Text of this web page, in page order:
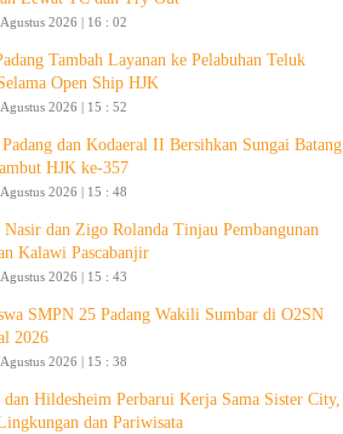
2026 | 16 : 02
Tambah Layanan ke Pelabuhan Teluk
Open Ship HJK
2026 | 15 : 52
dan Kodaeral II Bersihkan Sungai Batang
HJK ke-357
2026 | 15 : 48
Nasir dan Zigo Rolanda Tinjau Pembangunan
Kalawi Pascabanjir
2026 | 15 : 43
SMPN 25 Padang Wakili Sumbar di O2SN
2026
2026 | 15 : 38
dan Hildesheim Perbarui Kerja Sama Sister City,
dan Pariwisata